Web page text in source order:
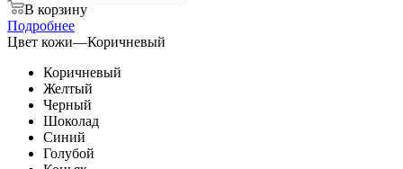
В корзину
Подробнее
Цвет кожи—Коричневый
Коричневый
Желтый
Черный
Шоколад
Синий
Голубой